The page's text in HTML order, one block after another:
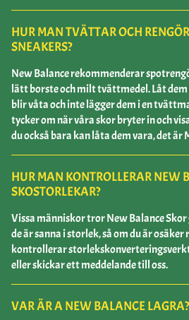
HUR MAN TVÄTTAR OCH
SNEAKERS?
New Balance rekommenderar
lätt borste och milt tvättmedel. Låt
blir våta och inte lägger dem i en
tycker om när våra skor bryter in och
du också bara kan låta dem vara, det är
HUR MAN KONTROLLERAR NEW
SKOSTORLEKAR?
Vissa människor tror New Balance
de är sanna i storlek, så om du är
kontrollerar
eller skickar ett meddelande till oss.
VAR ÄR A NEW BALANCE LAGRA?